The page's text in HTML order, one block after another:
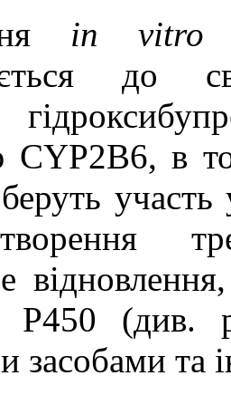
in vitro
до
CYP2B6, в
Р450 (див.
засобами та